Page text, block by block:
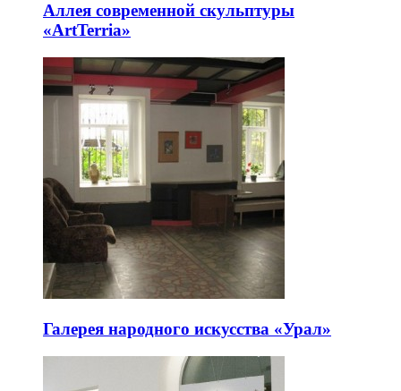
Аллея современной скульптуры
«ArtTerria»
Галерея народного искусства «Урал»